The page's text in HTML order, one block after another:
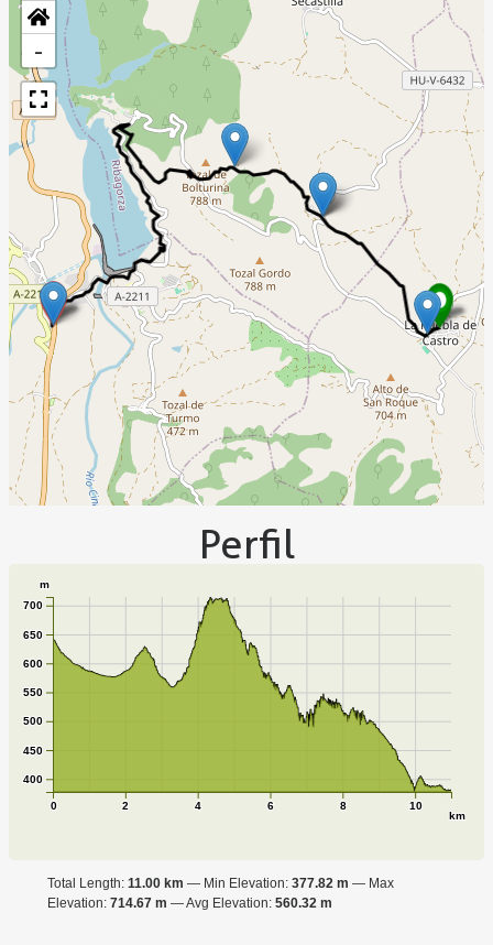
-
Perfil
0 2 4 6 8 10
km
400
450
500
550
600
650
700
m
Total Length: 11.00 km Min Elevation: 377.82 m
Max
Elevation: 714.67 m Avg Elevation: 560.32 m